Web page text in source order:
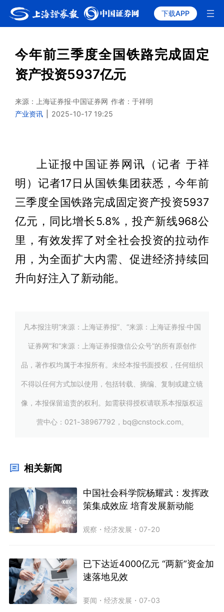
下载APP
今年前三季度全国铁路完成固定
资产投资5937亿元
来源：上海证券报·中国证券网 作者：于祥明
产业资讯
2025-10-17 19:25
上证报中国证券网讯（记者 于祥
明）记者17日从国铁集团获悉，今年前
三季度全国铁路完成固定资产投资5937
亿元，同比增长5.8%，投产新线968公
里，有效发挥了对全社会投资的拉动作
用，为全面扩大内需、促进经济持续回
升向好注入了新动能。
凡本报注明“来源：上海证券报”、“来源：上海证券报·中国
证券网”和“来源：上海证券报微信公众号”的所有原创作
品，著作权均属于本报所有。未经本报书面授权，任何组织
不得以任何方式加以使用，包括转载、摘编、复制或建立镜
像，本报保留追责的权利。如需获得授权请联系本报版权运
营中心：021-38967792，bq@cnstock.com。
相关新闻
中国社会科学院杨耀武：发挥政
策集成效应 培育发展新动能
观察 ・经济发展 ・ 07-20
已下达近4000亿元 “两新”资金加
速落地见效
要闻 ・经济发展 ・ 07-03